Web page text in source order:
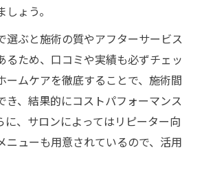
ょう。
選ぶと施術の質やアフターサービス
るため、口コミや実績も必ずチェッ
ームケアを徹底することで、施術間
き、結果的にコストパフォーマンス
に、サロンによってはリピーター向
ニューも用意されているので、活用